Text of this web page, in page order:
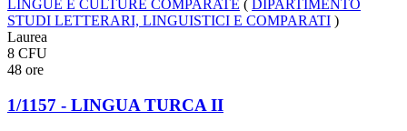
LINGUE E CULTURE COMPARATE (
DIPARTIMENTO
STUDI LETTERARI, LINGUISTICI E COMPARATI )
Laurea
8 CFU
48 ore
1/1157 - LINGUA TURCA II